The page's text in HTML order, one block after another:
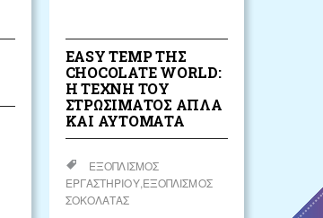
EASY TEMP ΤΗΣ
CHOCOLATE WORLD:
Η ΤΈΧΝΗ ΤΟΥ
ΣΤΡΩΣΊΜΑΤΟΣ ΑΠΛΆ
ΚΑΙ ΑΥΤΌΜΑΤΑ
ΕΞΟΠΛΙΣΜΌΣ
ΕΡΓΑΣΤΗΡΊΟΥ ΕΞΟΠΛΙΣΜΌΣ
ΣΟΚΟΛΆΤΑΣ